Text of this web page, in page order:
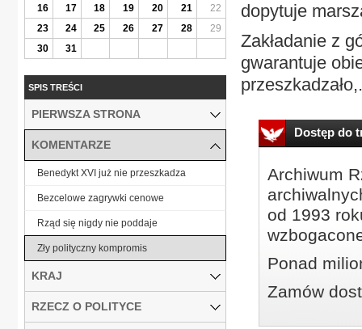
dopytuje
Zakładanie z
gwarantuje
Dostęp do
Archiwum
od 1993
Ponad
Zamów
16
17 18 19 20 21
22
23
24 25 26 27 28
29
30
31
SPIS TREŚCI
PIERWSZA STRONA
KOMENTARZE
Benedykt XVI już nie przeszkadza
Bezcelowe zagrywki cenowe
Rząd się nigdy nie poddaje
Zły polityczny kompromis
KRAJ
RZECZ O POLITYCE